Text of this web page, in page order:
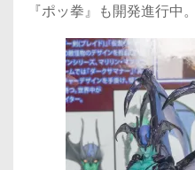
『ポッ拳』も開発進行中。